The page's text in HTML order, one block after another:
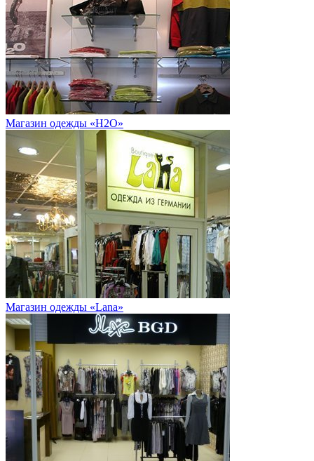
Магазин одежды «H2O»
Магазин одежды «Lana»